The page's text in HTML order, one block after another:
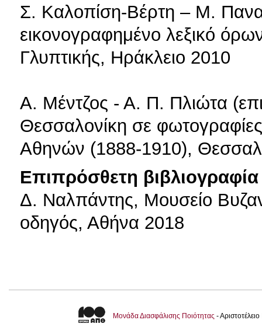
Σ. Καλοπίση-Βέρτη – Μ.
εικονογραφημένο λεξικό
Γλυπτικής, Ηράκλειο 2010
A. Μέντζος - Α. Π. Πλιώτα
Θεσσαλονίκη σε
Αθηνών (1888-1910),
Επιπρόσθετη βιβλιογραφία
Δ. Ναλπάντης, Μουσείο
οδηγός, Αθήνα 2018
Μονάδα Διασφάλισης Ποιότητας -